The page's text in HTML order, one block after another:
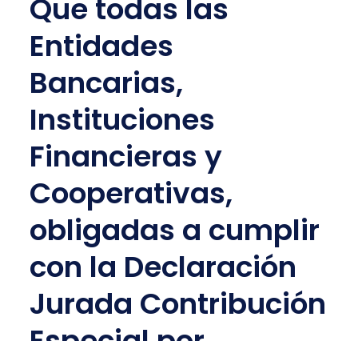
Que todas las
Entidades
Bancarias,
Instituciones
Financieras y
Cooperativas,
obligadas a cumplir
con la Declaración
Jurada Contribución